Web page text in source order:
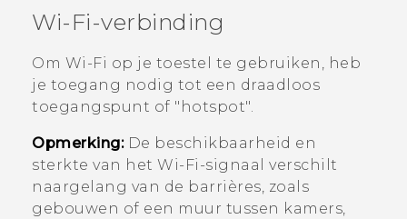
HTC Club
SUPPORT
Aanmelden
Wi‍-Fi-verbinding
Om Wi‍-Fi op je toestel te gebruiken, heb
je toegang nodig tot een draadloos
toegangspunt of "‍hotspot"‍.
Opmerking:De beschikbaarheid en
sterkte van het Wi‍-Fi -signaal verschilt
naargelang van de barrières, zoals
gebouwen of een muur tussen kamers,